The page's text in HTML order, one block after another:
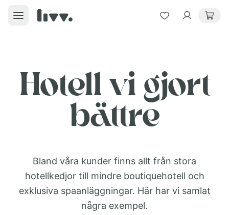
Hotell vi gjort
bättre
Bland våra kunder finns allt från stora
hotellkedjor till mindre boutiquehotell och
exklusiva spaanläggningar. Här har vi samlat
några exempel.